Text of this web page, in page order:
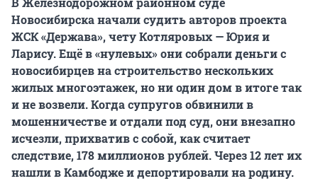
Новосибирска начали судить авторов проекта
ЖСК «Держава», чету Котляровых — Юрия и
Ларису. Ещё в «нулевых» они собрали деньги с
новосибирцев на строительство нескольких
жилых многоэтажек, но ни один дом в итоге так
и не возвели. Когда супругов обвинили в
мошенничестве и отдали под суд, они внезапно
исчезли, прихватив с собой, как считает
следствие, 178 миллионов рублей. Через 12 лет их
нашли в Камбодже и депортировали на родину.